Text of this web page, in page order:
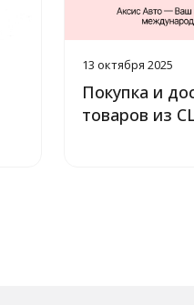
13 октября 2025
Покупка и
товаров из